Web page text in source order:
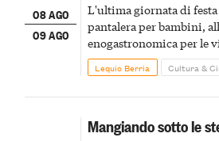
08 AGO
09 AGO
L'ultima giornata di festa
pantalera per bambini,
enogastronomica per le
pirotecnico
Lequio Berria Cultura &
Mangiando sotto le